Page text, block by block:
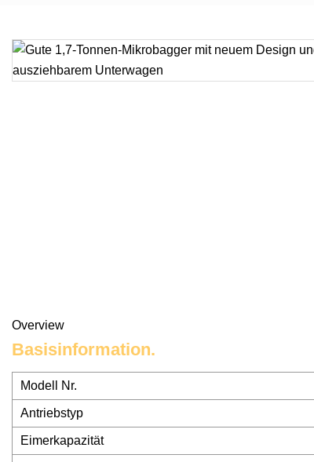
Overview
Basisinformation.
Modell Nr.
Antriebstyp
Eimerkapazität